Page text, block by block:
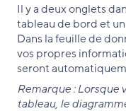
Il y a deux onglets
tableau de bord et
Dans la feuille de
vos propres
seront
Remarque : Lorsque
tableau, le